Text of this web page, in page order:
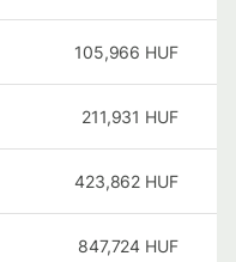
105,966 HUF
211,931 HUF
423,862 HUF
847,724 HUF